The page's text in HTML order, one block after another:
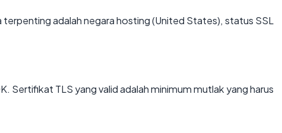
terpenting adalah negara hosting (United States), status SSL
Sertifikat TLS yang valid adalah minimum mutlak yang harus